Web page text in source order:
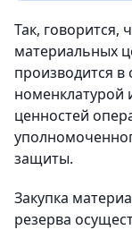
Так, говорится,
материальных
производится в
ценностей
защиты.
Закупка
резерва